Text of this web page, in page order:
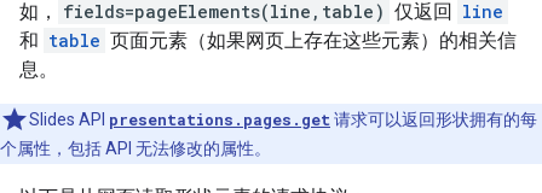
如，
fields=pageElements(line,table) 仅返回 line
和 table 页面元素（如果网页上存在这些元素）的相关信
息。
Slides API presentations.pages.get 请求可以返回形状拥有的每
个属性，包括 API 无法修改的属性。